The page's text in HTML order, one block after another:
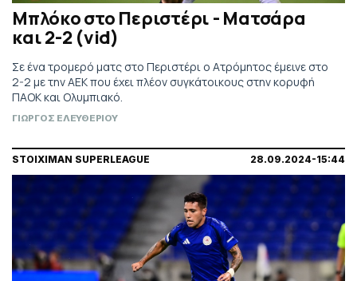
Μπλόκο στο Περιστέρι - Ματσάρα
και 2-2 (vid)
Σε ένα τρομερό ματς στο Περιστέρι ο Ατρόμητος έμεινε στο
2-2 με την ΑΕΚ που έχει πλέον συγκάτοικους στην κορυφή
ΠΑΟΚ και Ολυμπιακό.
ΓΙΩΡΓΟΣ ΕΛΕΥΘΕΡΙΟΥ
STOIXIMAN SUPERLEAGUE 28.09.2024-15:44